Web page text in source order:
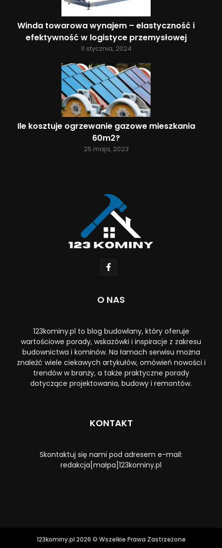
Winda towarowa wynajem – elastyczność i
efektywność w logistyce przemysłowej
11 stycznia, 2024
Ile kosztuje ogrzewanie gazowe mieszkania
60m2?
25 maja, 2023
O NAS
123kominy.pl to blog budowlany, który oferuje
wartościowe porady, wskazówki i inspiracje z zakresu
budownictwa i kominów. Na łamach serwisu można
znaleźć wiele ciekawych artykułów, omówień nowości i
trendów w branży, a także praktyczne porady
dotyczące projektowania, budowy i remontów.
KONTAKT
Skontaktuj się nami pod adresem e-mail:
redakcja[małpa]123kominy.pl
123kominy.pl 2026 © Wszelkie Prawa Zastrzeżone